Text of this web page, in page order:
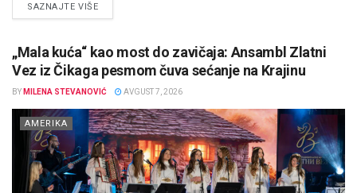
SAZNAJTE VIŠEDETAILS
„Mala kuća“ kao most do zavičaja: Ansambl Zlatni
Vez iz Čikaga pesmom čuva sećanje na Krajinu
BY MILENA STEVANOVIĆ AVGUST 7, 2026
AMERIKA